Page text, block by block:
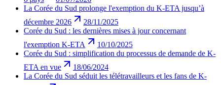
La Corée du Sud prolonge l'exemption du K-ETA jusqu’à
décembre 2026
28/11/2025
Corée du Sud : les dernières mises à jour concernant
l'exemption K-ETA
10/10/2025
Corée du Sud : simplification du processus de demande de K-
ETA en vue
18/06/2024
La Corée du Sud séduit les télétravailleurs et les fans de K-